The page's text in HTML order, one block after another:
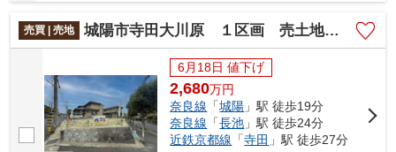
売買 | 売地
城陽市寺田大川原 １区画 売土地 建築条件無し
6月18日 値下げ
2,680万円
奈良線 「城陽 」駅 徒歩19分
奈良線 「長池 」駅 徒歩24分
近鉄京都線 「寺田 」駅 徒歩27分